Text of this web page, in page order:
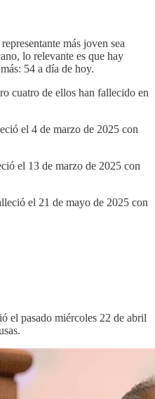
más joven sea
lo relevante es que hay
54 a día de hoy.
cuatro de ellos han fallecido en
el 4 de marzo de 2025 con
el 13 de marzo de 2025 con
el 21 de mayo de 2025 con
el pasado miércoles 22 de abril